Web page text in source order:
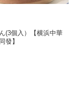
(3個入）【横浜中華
發】